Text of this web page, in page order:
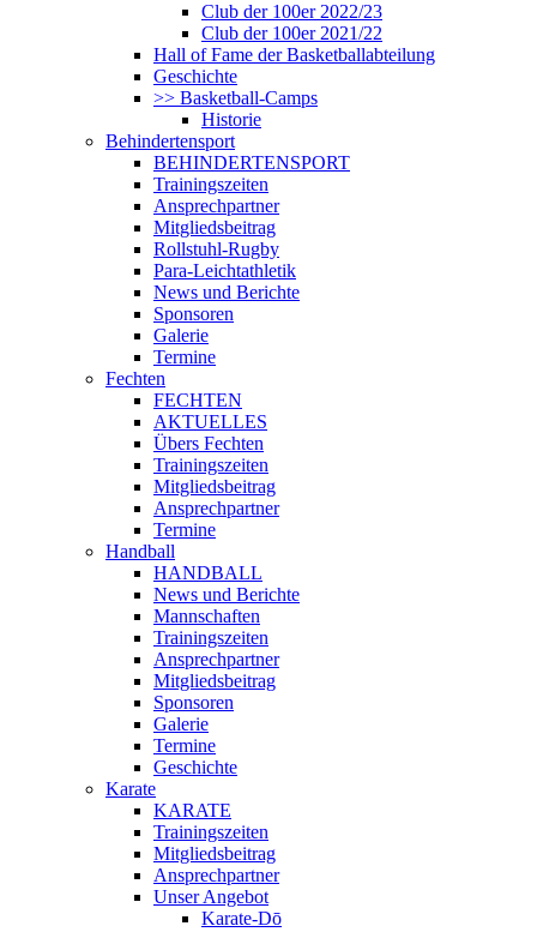
Club der 100er 2022/23
Club der 100er 2021/22
Hall of Fame der Basketballabteilung
Geschichte
>> Basketball-Camps
Historie
Behindertensport
BEHINDERTENSPORT
Trainingszeiten
Ansprechpartner
Mitgliedsbeitrag
Rollstuhl-Rugby
Para-Leichtathletik
News und Berichte
Sponsoren
Galerie
Termine
Fechten
FECHTEN
AKTUELLES
Übers Fechten
Trainingszeiten
Mitgliedsbeitrag
Ansprechpartner
Termine
Handball
HANDBALL
News und Berichte
Mannschaften
Trainingszeiten
Ansprechpartner
Mitgliedsbeitrag
Sponsoren
Galerie
Termine
Geschichte
Karate
KARATE
Trainingszeiten
Mitgliedsbeitrag
Ansprechpartner
Unser Angebot
Karate-Dō